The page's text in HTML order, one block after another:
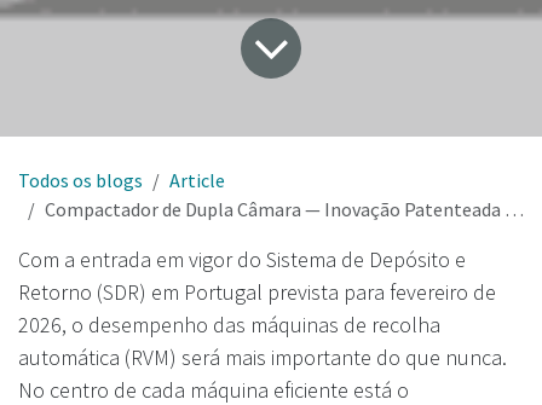
Todos os blogs
Article
Compactador de Dupla Câmara — Inovação Patenteada para um SDR Eficiente e de Baixo Custo em Portugal
Com a entrada em vigor do Sistema de Depósito e
Retorno (SDR) em Portugal prevista para fevereiro de
2026, o desempenho das máquinas de recolha
automática (RVM) será mais importante do que nunca.
No centro de cada máquina eficiente está o